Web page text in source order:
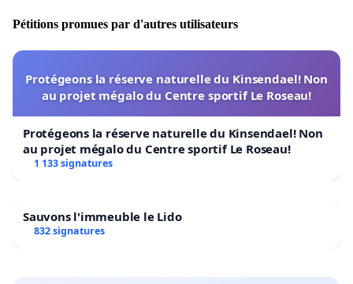
Pétitions promues par d'autres utilisateurs
Protégeons la réserve naturelle du Kinsendael! Non
au projet mégalo du Centre sportif Le Roseau!
Protégeons la réserve naturelle du Kinsendael! Non
au projet mégalo du Centre sportif Le Roseau!
1 133 signatures
Sauvons l'immeuble le Lido
832 signatures